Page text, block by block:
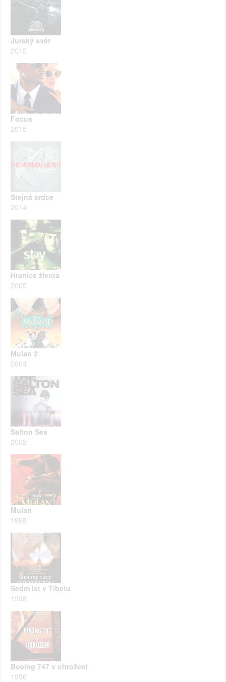
Jurský svět
2015
Focus
2015
Stejná srdce
2014
Hranice života
2005
Mulan 2
2004
Salton Sea
2002
Mulan
1998
Sedm let v Tibetu
1998
Boeing 747 v ohrožení
1996